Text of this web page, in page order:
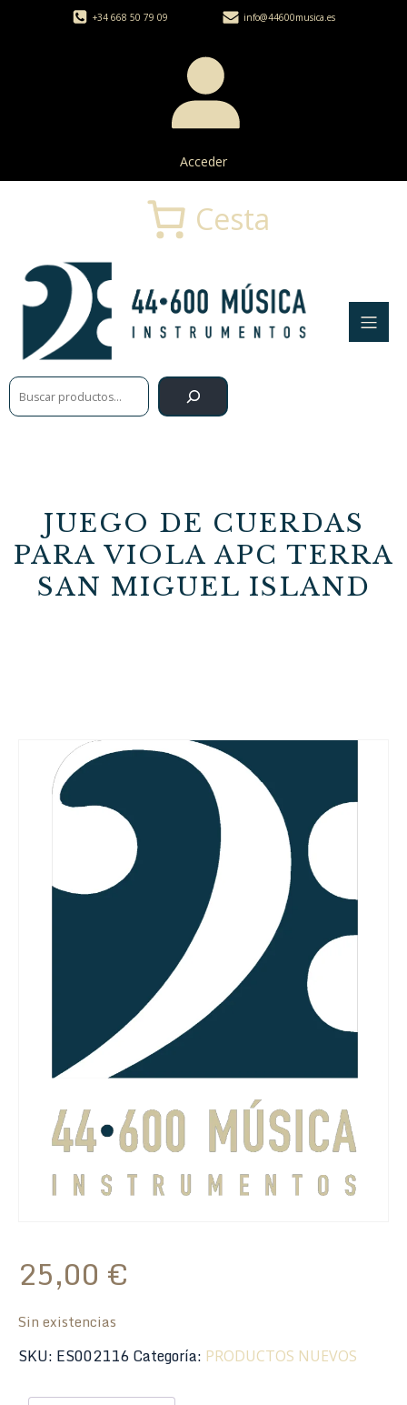
+34 668 50 79 09 info@44600musica.es
Acceder
Buscar
Cesta
JUEGO DE CUERDAS
PARA VIOLA APC TERRA
SAN MIGUEL ISLAND
25,00 €
Sin existencias
SKU: ES002116Categoría: PRODUCTOS NUEVOS